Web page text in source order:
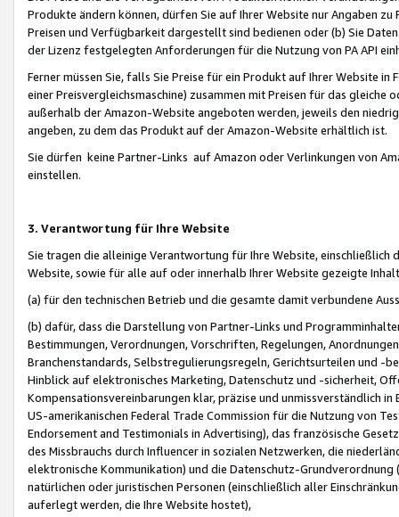
Produkte ändern können, dürfen Sie auf Ihrer Website nur Angaben
Preisen und Verfügbarkeit dargestellt sind bedienen oder (b) Sie
der Lizenz festgelegten Anforderungen für die Nutzung von PA API
Ferner müssen Sie, falls Sie Preise für ein Produkt auf Ihrer Website
einer Preisvergleichsmaschine) zusammen mit Preisen für das
außerhalb der Amazon-Website angeboten werden, jeweils den
angeben, zu dem das Produkt auf der Amazon-Website erhältlich ist.
Sie dürfen keine Partner-Links auf Amazon oder Verlinkungen von
einstellen.
3. Verantwortung für Ihre Website
Sie tragen die alleinige Verantwortung für Ihre Website,
Website, sowie für alle auf oder innerhalb Ihrer Website gezeigte
(a) für den technischen Betrieb und die gesamte damit verbundene
(b) dafür, dass die Darstellung von Partner-Links und
Bestimmungen, Verordnungen, Vorschriften, Regelungen,
Branchenstandards, Selbstregulierungsregeln, Gerichtsurteilen und -
Hinblick auf elektronisches Marketing, Datenschutz und -sicherheit,
Kompensationsvereinbarungen klar, präzise und unmissverständlich
US-amerikanischen Federal Trade Commission für die Nutzung von
Endorsement and Testimonials in Advertising), das französische
des Missbrauchs durch Influencer in sozialen Netzwerken, die
elektronische Kommunikation) und die Datenschutz-
natürlichen oder juristischen Personen (einschließlich aller
auferlegt werden, die Ihre Website hostet),